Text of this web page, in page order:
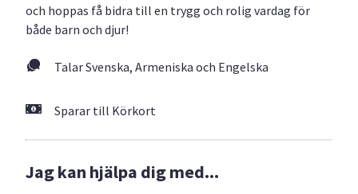
och hoppas få bidra till en trygg och rolig vardag för
både barn och djur!
Talar Svenska, Armeniska och Engelska
Sparar till Körkort
Jag kan hjälpa dig med...